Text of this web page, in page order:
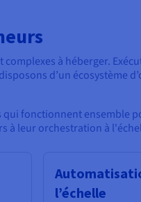
à héberger.
d’un
qui fonctionnent
à leur orchestration à
l’échelle